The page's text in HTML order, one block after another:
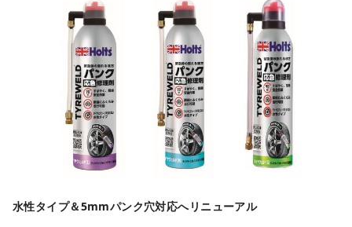
水性タイプ＆5mmパンク穴対応へリニューアル